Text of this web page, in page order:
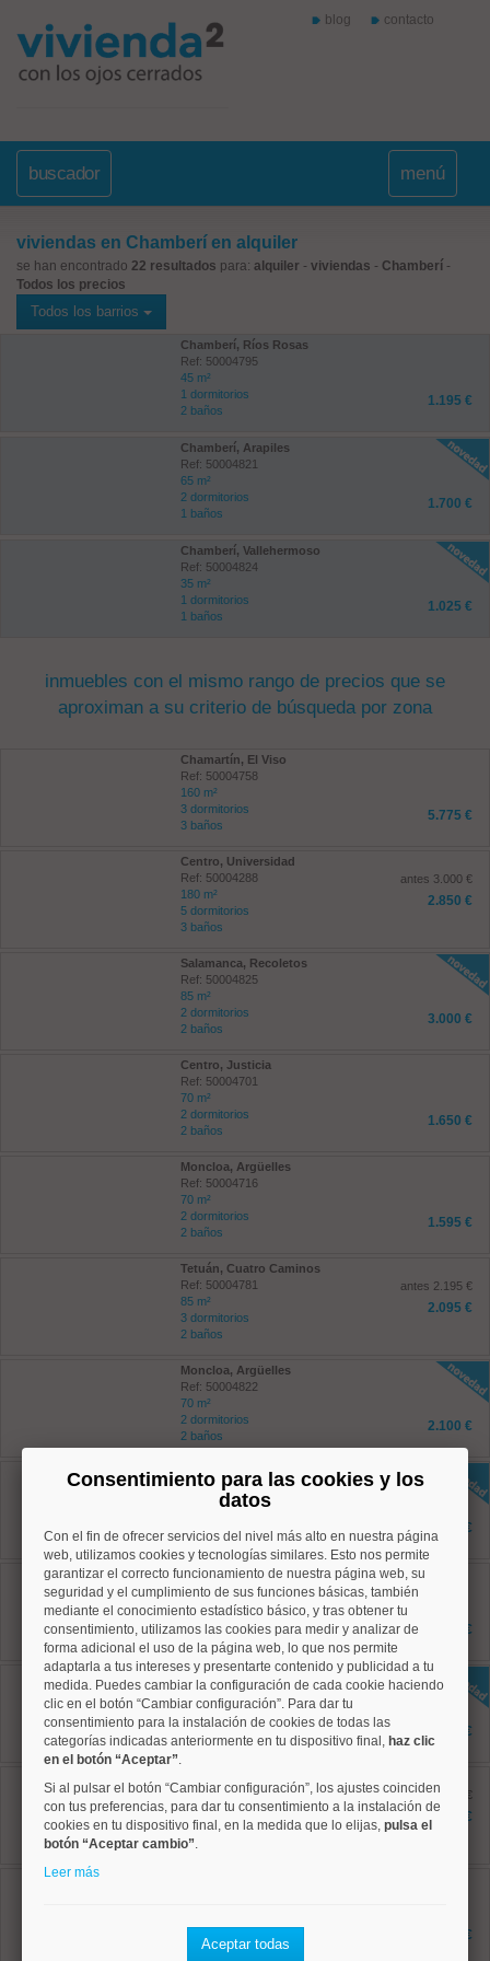
blog contacto
buscador menú
viviendas en Chamberí en alquiler
se han encontrado 22 resultados para: alquiler - viviendas - Chamberí -
Todos los precios
Todos los barrios
Chamberí, Ríos Rosas
Ref: 50004795
45 m²
1 dormitorios
2 baños
1.195 €
Chamberí, Arapiles
Ref: 50004821
65 m²
2 dormitorios
1 baños
1.700 €
Chamberí, Vallehermoso
Ref: 50004824
35 m²
1 dormitorios
1 baños
1.025 €
inmuebles con el mismo rango de precios que se
aproximan a su criterio de búsqueda por zona
Chamartín, El Viso
Ref: 50004758
160 m²
3 dormitorios
3 baños
5.775 €
Centro, Universidad
Ref: 50004288
180 m²
5 dormitorios
3 baños
antes 3.000 €
2.850 €
Salamanca, Recoletos
Ref: 50004825
85 m²
2 dormitorios
2 baños
3.000 €
Centro, Justicia
Ref: 50004701
70 m²
2 dormitorios
2 baños
1.650 €
Moncloa, Argüelles
Ref: 50004716
70 m²
2 dormitorios
2 baños
1.595 €
Tetuán, Cuatro Caminos
Ref: 50004781
85 m²
3 dormitorios
2 baños
antes 2.195 €
2.095 €
Moncloa, Argüelles
Ref: 50004822
70 m²
2 dormitorios
2 baños
2.100 €
Moncloa, Argüelles
Ref: 50004351
1 baños
1.350 €
Salamanca, Recoletos
Ref: 50004610
45 m²
0 dormitorios
1 baños
1.700 €
Centro, Justicia
Ref: 50004826
40 m²
2 dormitorios
1 baños
1.350 €
Ref: 50004664
67 m²
2 dormitorios
1 baños
antes 1.850 €
1.750 €
1 dormitorios
1 baños
1.275 €
Consentimiento para las cookies y los
datos
Con el fin de ofrecer servicios del nivel más alto en nuestra página
web, utilizamos cookies y tecnologías similares. Esto nos permite
garantizar el correcto funcionamiento de nuestra página web, su
seguridad y el cumplimiento de sus funciones básicas, también
mediante el conocimiento estadístico básico, y tras obtener tu
consentimiento, utilizamos las cookies para medir y analizar de
forma adicional el uso de la página web, lo que nos permite
adaptarla a tus intereses y presentarte contenido y publicidad a tu
medida. Puedes cambiar la configuración de cada cookie haciendo
clic en el botón “Cambiar configuración”. Para dar tu
consentimiento para la instalación de cookies de todas las
categorías indicadas anteriormente en tu dispositivo final, haz clic
en el botón “Aceptar”.
Si al pulsar el botón “Cambiar configuración”, los ajustes coinciden
con tus preferencias, para dar tu consentimiento a la instalación de
cookies en tu dispositivo final, en la medida que lo elijas, pulsa el
botón “Aceptar cambio”.
Leer más
Aceptar todas